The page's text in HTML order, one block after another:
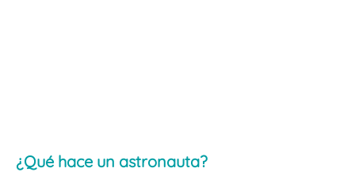
¿Qué hace un astronauta?